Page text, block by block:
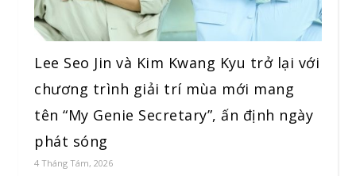
Lee Seo Jin và Kim Kwang Kyu trở lại với
chương trình giải trí mùa mới mang
tên “My Genie Secretary”, ấn định ngày
phát sóng
4 Tháng Tám, 2026